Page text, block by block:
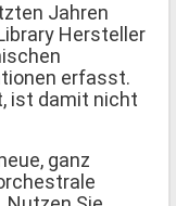
Jahren
Hersteller
erfasst.
ist damit nicht
ganz